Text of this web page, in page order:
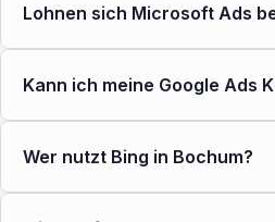
Lohnen sich Microsoft Ads
Kann ich meine Google Ads
Wer nutzt Bing in Bochum?